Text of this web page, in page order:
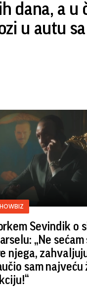
dana, a u
u autu sa
Sevindik o
„Ne
njega,
sam